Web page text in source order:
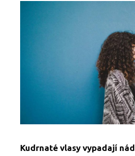
Kudrnaté vlasy vypadají